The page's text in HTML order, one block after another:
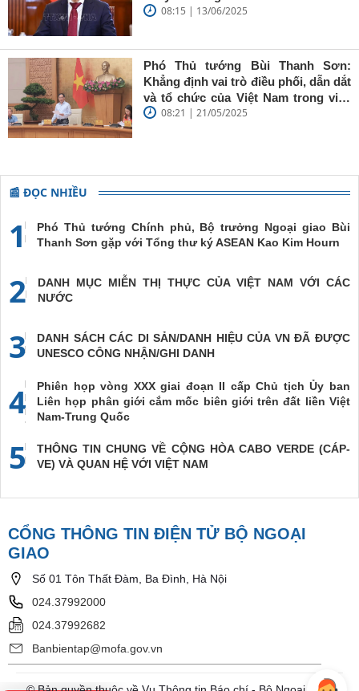
Chính phủ đến Estonia, Pháp và
08:15 | 13/06/2025
Phó Thủ tướng Bùi Thanh Sơn:
Khẳng định vai trò điều phối, dẫn dắt
và tổ chức của Việt Nam trong việc
đề cao chủ nghĩa đa phương, đoàn
08:21 | 21/05/2025
📰 ĐỌC NHIỀU
1
Phó Thủ tướng Chính phủ, Bộ trưởng Ngoại giao Bùi
Thanh Sơn gặp với Tổng thư ký ASEAN Kao Kim Hourn
2
DANH MỤC MIỄN THỊ THỰC CỦA VIỆT NAM VỚI CÁC
NƯỚC
3
DANH SÁCH CÁC DI SẢN/DANH HIỆU CỦA VN ĐÃ ĐƯỢC
UNESCO CÔNG NHẬN/GHI DANH
4
Phiên họp vòng XXX giai đoạn II cấp Chủ tịch Ủy ban
Liên họp phân giới cắm mốc biên giới trên đất liền Việt
Nam-Trung Quốc
5
THÔNG TIN CHUNG VỀ CỘNG HÒA CABO VERDE (CÁP-
VE) VÀ QUAN HỆ VỚI VIỆT NAM
CỔNG THÔNG TIN ĐIỆN TỬ BỘ NGOẠI
GIAO
Số 01 Tôn Thất Đàm, Ba Đình, Hà Nội
024.37992000
024.37992682
Banbientap@mofa.gov.vn